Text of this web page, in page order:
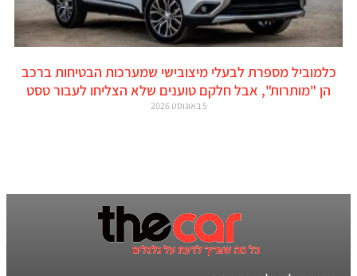
כלמוביל מספרת לבעלי מיצובישי שמערכות הבטיחות ברכב
הן "מותרות", אבל חלקם טוענים שלא הצליחו לעבור טסט
5 באוגוסט 2026